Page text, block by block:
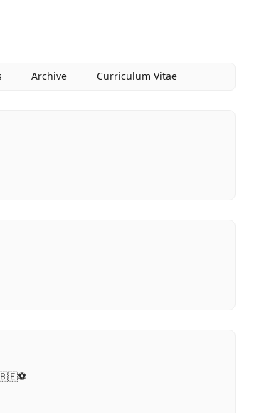
Archive Curriculum Vitae
🇧🇪⚽️